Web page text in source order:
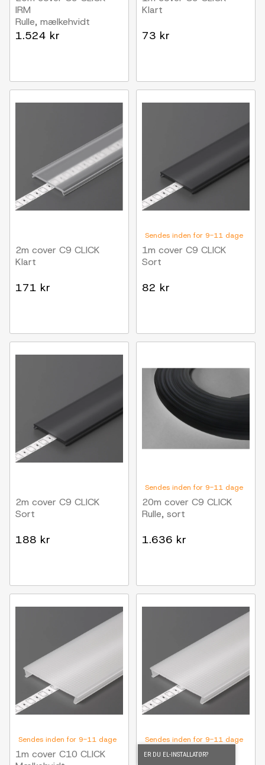
IRM
Rulle, mælkehvidt
1.524 kr
Klart
73 kr
2m cover C9 CLICK
Klart
171 kr
Sendes inden for 9-11 dage
1m cover C9 CLICK
Sort
82 kr
2m cover C9 CLICK
Sort
188 kr
Sendes inden for 9-11 dage
20m cover C9 CLICK
Rulle, sort
1.636 kr
Sendes inden for 9-11 dage
1m cover C10 CLICK
Sendes inden for 9-11 dage
2m cover C10 CLICK
ER DU EL-INSTALLATØR?